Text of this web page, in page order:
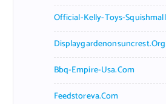
Official-Kelly-Toys-
Displaygardenonsuncrest.org
Bbq-Empire-Usa.com
Feedstoreva.com